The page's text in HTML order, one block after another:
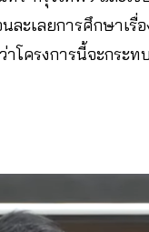
ละเลยการศึกษาเรื่
ครงการนี้จะกระท